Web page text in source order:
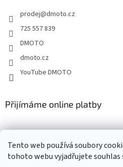
Tento web používá soubory
tohoto webu vyjadřujete souhlas
prodej@dmoto.cz
725 557 839
DMOTO
dmoto.cz
YouTube DMOTO
Přijímáme online platby